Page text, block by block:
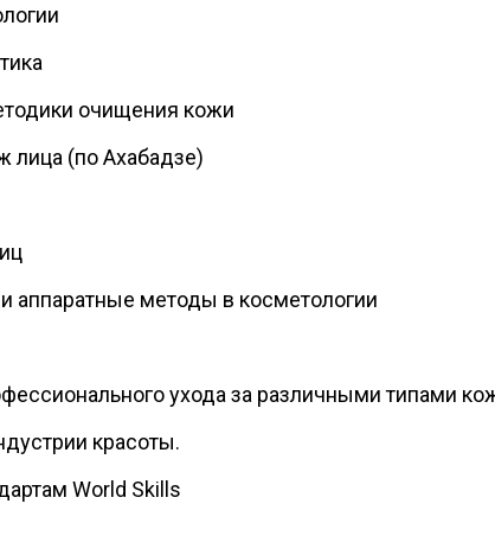
очищения кожи
лица (по Ахабадзе)
аппаратные методы в косметологии
ухода за различными типами
красоты.
World Skills